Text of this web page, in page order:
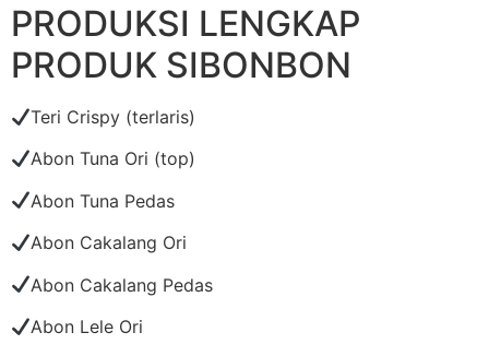
PRODUKSI LENGKAP
PRODUK SIBONBON
Teri Crispy (terlaris)
Abon Tuna Ori (top)
Abon Tuna Pedas
Abon Cakalang Ori
Abon Cakalang Pedas
Abon Lele Ori